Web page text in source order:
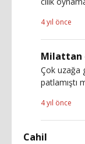
4 yıl önce
Milattan
Çok uzağa
patlamıştı
4 yıl önce
Cahil